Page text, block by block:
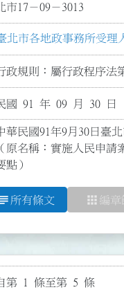
市17－09－3013
北市各地政事務所受理
政規則：屬行政程序法
國 91 年 09 月 30 日
華民國91年9月30日臺
（原名稱：實施人民申
點）
所有條文 apps 編章
第 1 條至第 5 條